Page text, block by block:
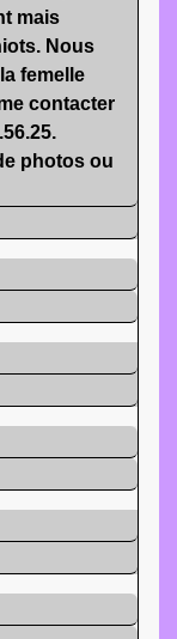
mais
Nous
femelle
contacter
photos ou